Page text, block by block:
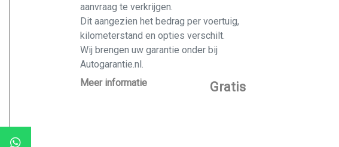
aanvraag te verkrijgen.
Dit aangezien het bedrag per voertuig,
kilometerstand en opties verschilt.
Wij brengen uw garantie onder bij
Autogarantie.nl.
Vraag ons naar de mogelijkheden voor
Meer informatie Gratis